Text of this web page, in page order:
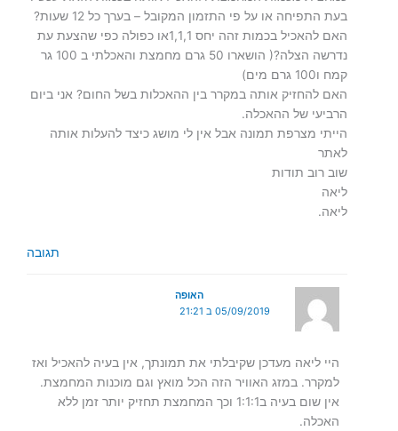
בעת התפיחה או על פי התזמון המקובל – בערך כל 12 שעות?
האם להאכיל בכמות זהה יחס 1,1,1או כפולה כפי שהצעת עת
נדרשה הצלה?( הושארו 50 גרם מחמצת והאכלתי ב 100 גר
קמח ו100 גרם מים)
האם להחזיק אותה במקרר בין ההאכלות בשל החום? אני ביום
הרביעי של ההאכלה.
הייתי מצרפת תמונה אבל אין לי מושג כיצד להעלות אותה
לאתר
שוב רוב תודות
ליאה
ליאה.
תגובה
האופה
05/09/2019 ב 21:21
היי ליאה מעדכן שקיבלתי את תמונתך, אין בעיה להאכיל ואז
למקרר. במזג האוויר הזה הכל מואץ וגם מוכנות המחמצת.
אין שום בעיה ב1:1:1 וכך המחמצת תחזיק יותר זמן ללא
האכלה.